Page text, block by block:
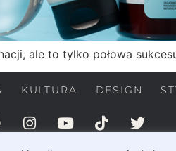
ale to tylko połowa
KULTURA DESIGN